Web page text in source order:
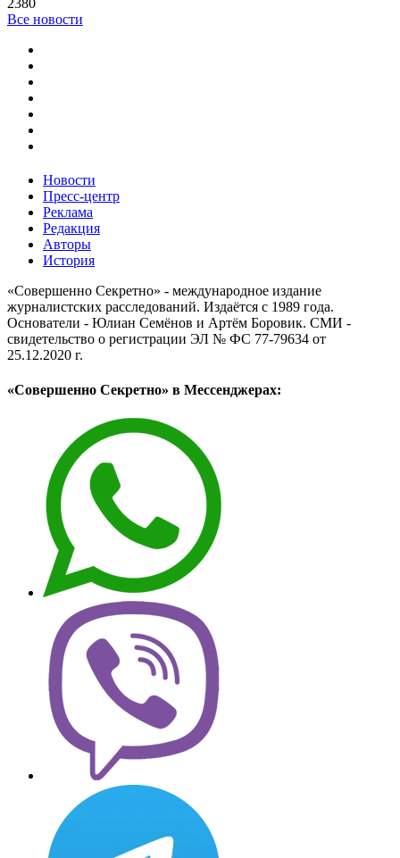
2380
Все новости
Новости
Пресс-центр
Реклама
Редакция
Авторы
История
«Совершенно Секретно» - международное издание
журналистских расследований. Издаётся с 1989 года.
Основатели - Юлиан Семёнов и Артём Боровик. CМИ -
свидетельство о регистрации ЭЛ № ФС 77-79634 от
25.12.2020 г.
«Совершенно Секретно» в Мессенджерах: